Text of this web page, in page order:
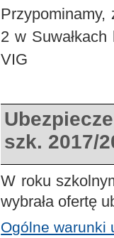
Przypominamy,
2 w
VIG
szk. 2017/
W roku
wybrała ofertę
Ogólne warunki